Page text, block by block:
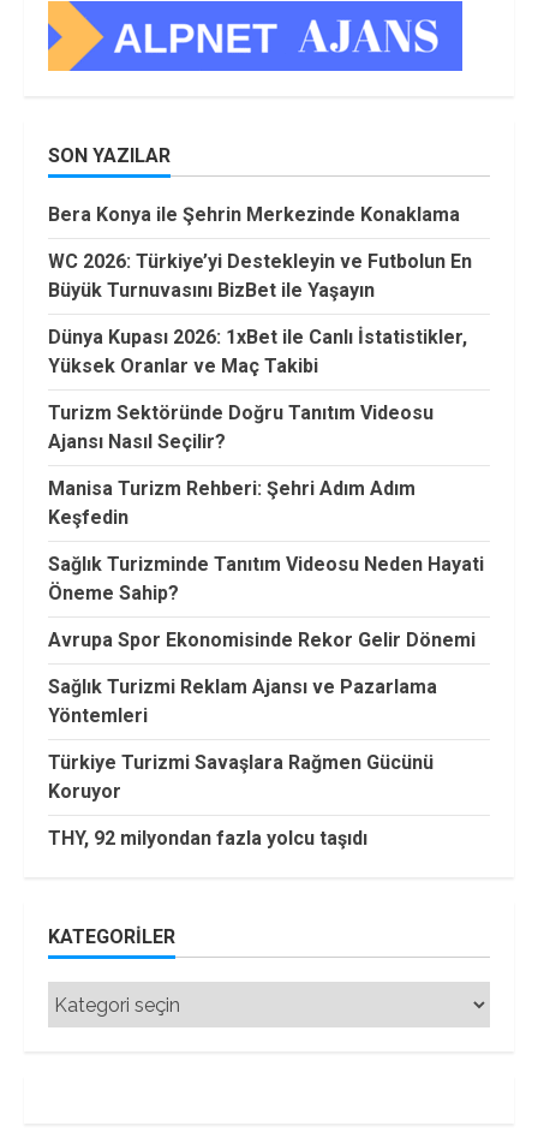
SON YAZILAR
Bera Konya ile Şehrin Merkezinde Konaklama
WC 2026: Türkiye’yi Destekleyin ve Futbolun En
Büyük Turnuvasını BizBet ile Yaşayın
Dünya Kupası 2026: 1xBet ile Canlı İstatistikler,
Yüksek Oranlar ve Maç Takibi
Turizm Sektöründe Doğru Tanıtım Videosu
Ajansı Nasıl Seçilir?
Manisa Turizm Rehberi: Şehri Adım Adım
Keşfedin
Sağlık Turizminde Tanıtım Videosu Neden Hayati
Öneme Sahip?
Avrupa Spor Ekonomisinde Rekor Gelir Dönemi
Sağlık Turizmi Reklam Ajansı ve Pazarlama
Yöntemleri
Türkiye Turizmi Savaşlara Rağmen Gücünü
Koruyor
THY, 92 milyondan fazla yolcu taşıdı
KATEGORILER
Kategoriler